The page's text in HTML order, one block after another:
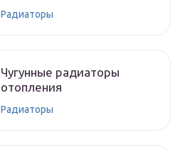
Радиаторы
Чугунные радиаторы
отопления
Радиаторы